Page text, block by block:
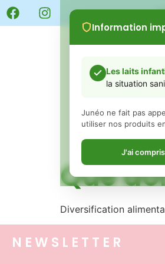
Information
Les laits
la situation
Junéo ne fait pas
utiliser nos produits
J'ai compris
Vous avez peut-être
concernant des
ingrédient appelé
Que
Diversification
NEWSLETTER